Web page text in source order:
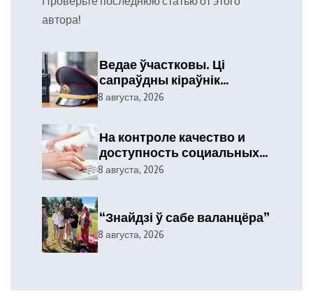
автора!
Ведае ўчастковы. Ці
сапраўдны кіраўнік
тэлефануе?
8 августа, 2026
На контроле качество и
доступность социальных
услуг
8 августа, 2026
“Знайдзі ў сабе валанцёра”
8 августа, 2026